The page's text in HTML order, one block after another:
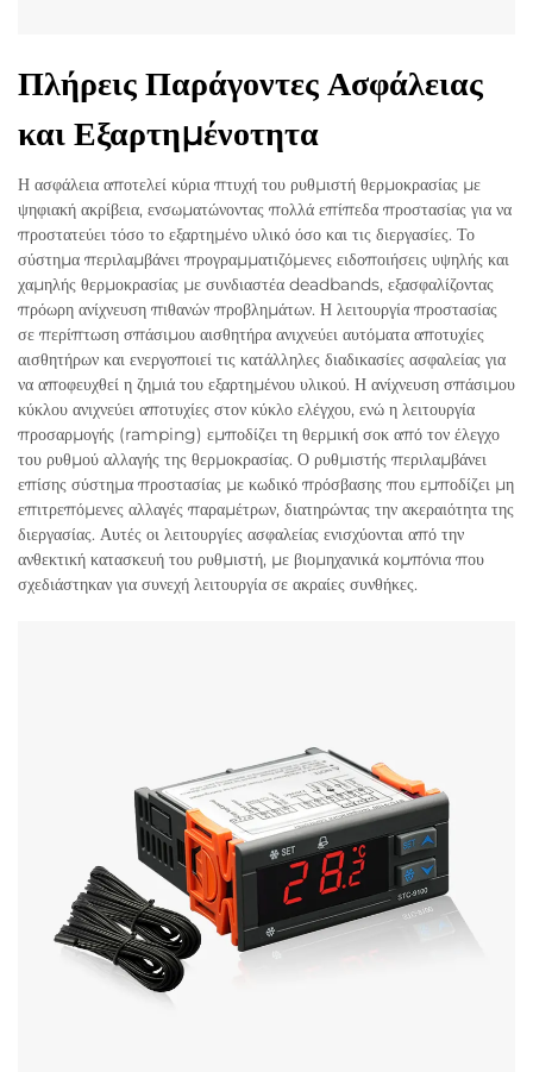
Πλήρεις Παράγοντες Ασφάλειας
και Εξαρτημένοτητα
Η ασφάλεια αποτελεί κύρια πτυχή του ρυθμιστή θερμοκρασίας με
ψηφιακή ακρίβεια, ενσωματώνοντας πολλά επίπεδα προστασίας για να
προστατεύει τόσο το εξαρτημένο υλικό όσο και τις διεργασίες. Το
σύστημα περιλαμβάνει προγραμματιζόμενες ειδοποιήσεις υψηλής και
χαμηλής θερμοκρασίας με συνδιαστέα deadbands, εξασφαλίζοντας
πρόωρη ανίχνευση πιθανών προβλημάτων. Η λειτουργία προστασίας
σε περίπτωση σπάσιμου αισθητήρα ανιχνεύει αυτόματα αποτυχίες
αισθητήρων και ενεργοποιεί τις κατάλληλες διαδικασίες ασφαλείας για
να αποφευχθεί η ζημιά του εξαρτημένου υλικού. Η ανίχνευση σπάσιμου
κύκλου ανιχνεύει αποτυχίες στον κύκλο ελέγχου, ενώ η λειτουργία
προσαρμογής (ramping) εμποδίζει τη θερμική σοκ από τον έλεγχο
του ρυθμού αλλαγής της θερμοκρασίας. Ο ρυθμιστής περιλαμβάνει
επίσης σύστημα προστασίας με κωδικό πρόσβασης που εμποδίζει μη
επιτρεπόμενες αλλαγές παραμέτρων, διατηρώντας την ακεραιότητα της
διεργασίας. Αυτές οι λειτουργίες ασφαλείας ενισχύονται από την
ανθεκτική κατασκευή του ρυθμιστή, με βιομηχανικά κομπόνια που
σχεδιάστηκαν για συνεχή λειτουργία σε ακραίες συνθήκες.